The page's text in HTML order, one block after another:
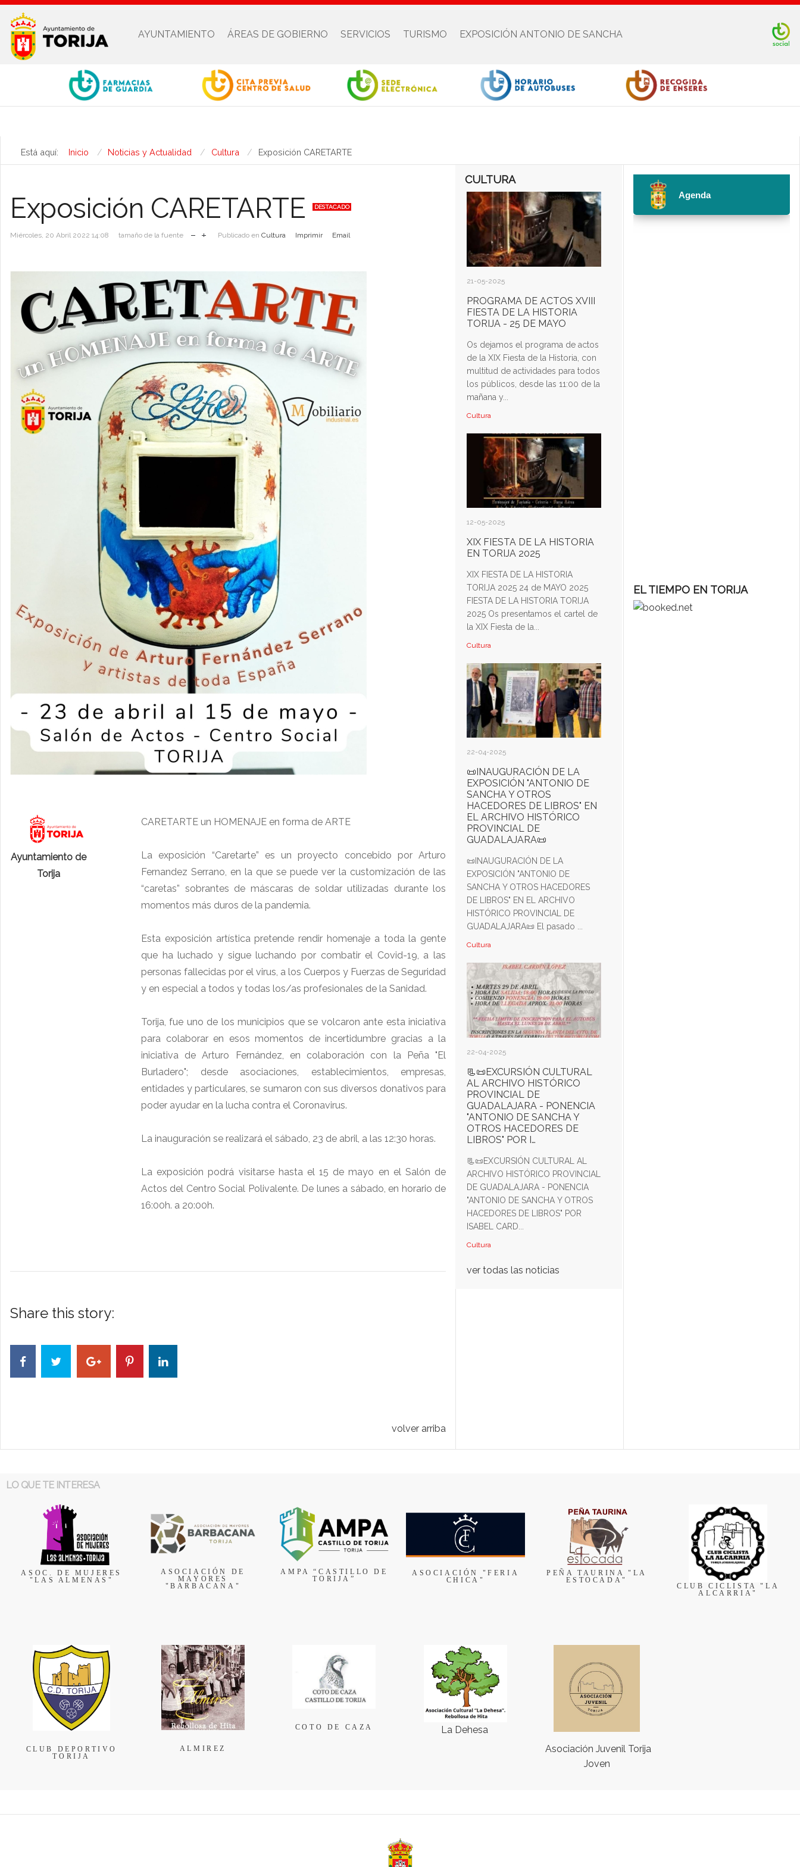
Youtube
AYUNTAMIENTO ÁREAS DE GOBIERNO SERVICIOS TURISMO EXPOSICIÓN ANTONIO DE SANCHA
Está aquí: Inicio Noticias y Actualidad Cultura Exposición CARETARTE
Exposición CARETARTE DESTACADO
Miércoles, 20 Abril 2022 14:08 tamaño de la fuente Publicado en Cultura Imprimir Email
Ayuntamiento de
Torija
CARETARTE un HOMENAJE en forma de ARTE
La exposición “Caretarte” es un proyecto concebido por Arturo
Fernandez Serrano, en la que se puede ver la customización de las
“caretas” sobrantes de máscaras de soldar utilizadas durante los
momentos más duros de la pandemia.
Esta exposición artística pretende rendir homenaje a toda la gente
que ha luchado y sigue luchando por combatir el Covid-19, a las
personas fallecidas por el virus, a los Cuerpos y Fuerzas de Seguridad
y en especial a todos y todas los/as profesionales de la Sanidad.
Torija, fue uno de los municipios que se volcaron ante esta iniciativa
para colaborar en esos momentos de incertidumbre gracias a la
iniciativa de Arturo Fernández, en colaboración con la Peña "El
Burladero"; desde asociaciones, establecimientos, empresas,
entidades y particulares, se sumaron con sus diversos donativos para
poder ayudar en la lucha contra el Coronavirus.
La inauguración se realizará el sábado, 23 de abril, a las 12:30 horas.
La exposición podrá visitarse hasta el 15 de mayo en el Salón de
Actos del Centro Social Polivalente. De lunes a sábado, en horario de
16:00h. a 20:00h.
Share this story:
volver arriba
CULTURA
21-05-2025
PROGRAMA DE ACTOS XVIII
FIESTA DE LA HISTORIA
TORIJA - 25 DE MAYO
Os dejamos el programa de actos
de la XIX Fiesta de la Historia, con
multitud de actividades para todos
los públicos, desde las 11:00 de la
mañana y...
Cultura
12-05-2025
XIX FIESTA DE LA HISTORIA
EN TORIJA 2025
XIX FIESTA DE LA HISTORIA
TORIJA 2025 24 de MAYO 2025
FIESTA DE LA HISTORIA TORIJA
2025 Os presentamos el cartel de
la XIX Fiesta de la...
Cultura
22-04-2025
📜INAUGURACIÓN DE LA
EXPOSICIÓN "ANTONIO DE
SANCHA Y OTROS
HACEDORES DE LIBROS" EN
EL ARCHIVO HISTÓRICO
PROVINCIAL DE
GUADALAJARA📜
📜INAUGURACIÓN DE LA
EXPOSICIÓN "ANTONIO DE
SANCHA Y OTROS HACEDORES
DE LIBROS" EN EL ARCHIVO
HISTÓRICO PROVINCIAL DE
GUADALAJARA📜 El pasado ...
Cultura
22-04-2025
📃📜EXCURSIÓN CULTURAL
AL ARCHIVO HISTÓRICO
PROVINCIAL DE
GUADALAJARA - PONENCIA
"ANTONIO DE SANCHA Y
OTROS HACEDORES DE
LIBROS" POR I…
📃📜EXCURSIÓN CULTURAL AL
ARCHIVO HISTÓRICO PROVINCIAL
DE GUADALAJARA - PONENCIA
"ANTONIO DE SANCHA Y OTROS
HACEDORES DE LIBROS" POR
ISABEL CARD...
Cultura
ver todas las noticias
EL TIEMPO EN TORIJA
LO QUE TE INTERESA
ASOC. DE MUJERES
"LAS ALMENAS"
ASOCIACIÓN DE
MAYORES
"BARBACANA"
AMPA “CASTILLO DE
TORIJA”
ASOCIACIÓN "FERIA
CHICA"
PEÑA TAURINA "LA
ESTOCADA"
CLUB CICLISTA "LA
ALCARRIA"
CLUB DEPORTIVO
TORIJA
ALMIREZ
COTO DE CAZA
La Dehesa
Asociación Juvenil Torija
Joven